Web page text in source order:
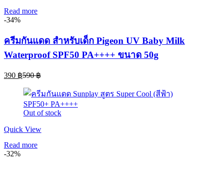
Read more
-34%
ครีมกันแดด สำหรับเด็ก Pigeon UV Baby Milk
Waterproof SPF50 PA++++ ขนาด 50g
390 ฿Current
is:
390 ฿.
590฿Original
was:
590 ฿.
Out of stock
Quick View
Read more
-32%